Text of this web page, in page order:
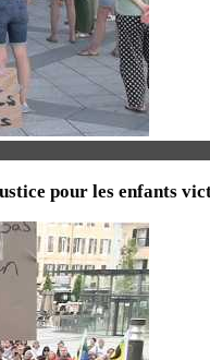
pour les enfants